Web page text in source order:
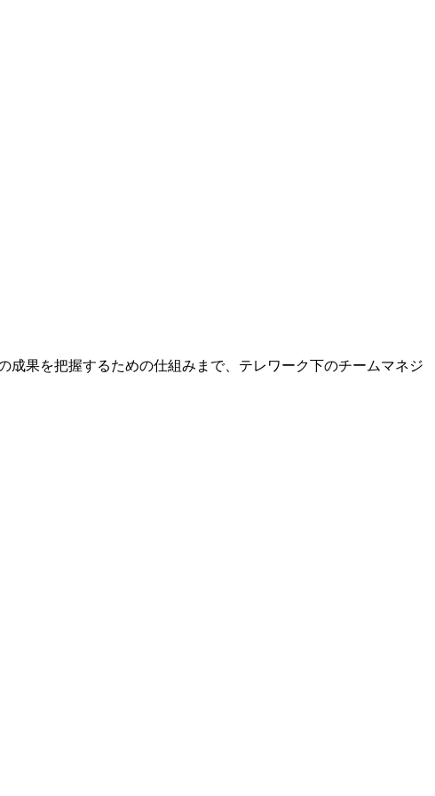
果を把握するための仕組みまで、テレワーク下のチームマネジ